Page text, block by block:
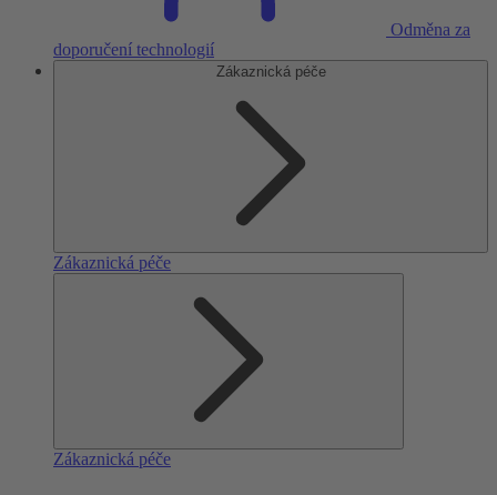
Odměna za
doporučení technologií
Zákaznická péče
Zákaznická péče
Zákaznická péče